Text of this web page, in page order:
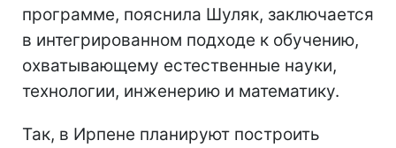
программе, пояснила Шуляк, заключается
в интегрированном подходе к обучению,
охватывающему естественные науки,
технологии, инженерию и математику.
Так, в Ирпене планируют построить